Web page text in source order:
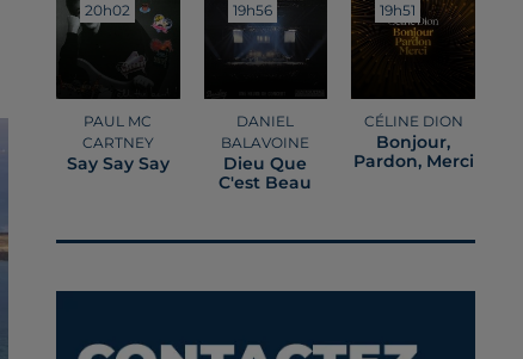
20h02
20h02
PAUL MC
CARTNEY
Say Say Say
19h56
19h56
DANIEL
BALAVOINE
Dieu Que
C'est Beau
19h51
19h51
CÉLINE DION
Bonjour,
Pardon, Merci